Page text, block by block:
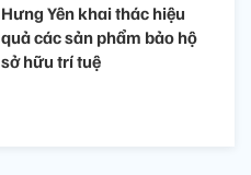
Hưng Yên khai thác hiệu
quả các sản phẩm bảo hộ
sở hữu trí tuệ